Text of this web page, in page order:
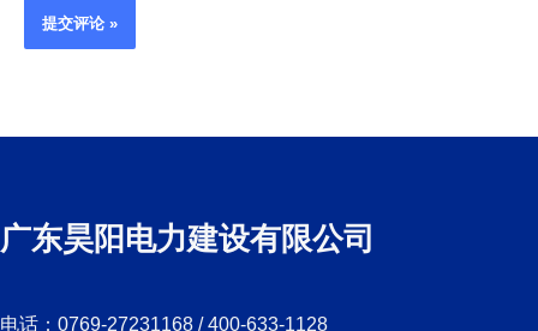
广东昊阳电力建设有限公司
电话：0769-27231168 / 400-633-1128